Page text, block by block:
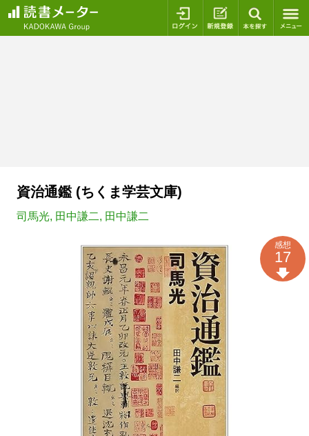
ログイン 新規登録
資治通鑑 (ちくま学芸文庫)
司馬光, 田中謙二, 田中謙二
感想
17